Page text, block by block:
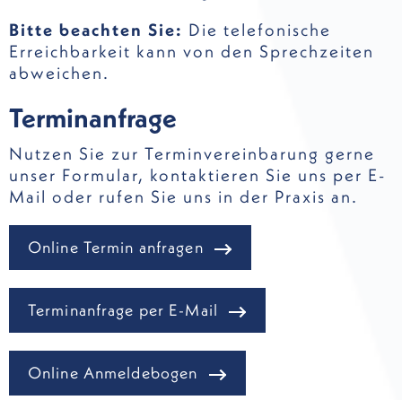
Bitte beachten Sie: Die telefonische
Erreichbarkeit kann von den Sprechzeiten
abweichen.
Terminanfrage
Nutzen Sie zur Terminvereinbarung gerne
unser Formular, kontaktieren Sie uns per E-
Mail oder rufen Sie uns in der Praxis an.
Online Termin anfragen
Terminanfrage per E-Mail
Online Anmeldebogen